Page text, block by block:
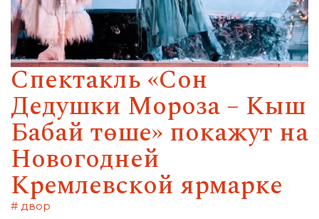
Спектакль «Сон
Дедушки Мороза – Кыш
Бабай төше» покажут на
Новогодней
Кремлевской ярмарке
# двор